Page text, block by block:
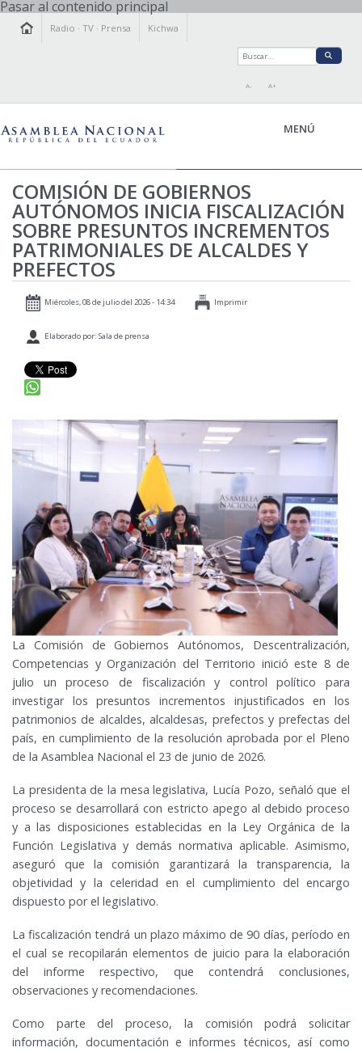
Pasar al contenido principal
Radio ·TV · Prensa Kichwa
A- A+
MENÚ
LA ASAMBLEA
LEGISLAMOS
FISCALIZAMOS
TRANSPARENCIA
PRENSA
RELACIONES INTERNACIONALES
AGENDA
COMISIÓN DE GOBIERNOS
AUTÓNOMOS INICIA FISCALIZACIÓN
SOBRE PRESUNTOS INCREMENTOS
PATRIMONIALES DE ALCALDES Y
PREFECTOS
Miércoles, 08 de julio del 2026 - 14:34 Imprimir
Elaborado por: Sala de prensa
La Comisión de Gobiernos Autónomos, Descentralización,
Competencias y Organización del Territorio inició este 8 de
julio un proceso de fiscalización y control político para
investigar los presuntos incrementos injustificados en los
patrimonios de alcaldes, alcaldesas, prefectos y prefectas del
país, en cumplimiento de la resolución aprobada por el Pleno
de la Asamblea Nacional el 23 de junio de 2026.
La presidenta de la mesa legislativa, Lucía Pozo, señaló que el
proceso se desarrollará con estricto apego al debido proceso
y a las disposiciones establecidas en la Ley Orgánica de la
Función Legislativa y demás normativa aplicable. Asimismo,
aseguró que la comisión garantizará la transparencia, la
objetividad y la celeridad en el cumplimiento del encargo
dispuesto por el legislativo.
La fiscalización tendrá un plazo máximo de 90 días, período en
el cual se recopilarán elementos de juicio para la elaboración
del informe respectivo, que contendrá conclusiones,
observaciones y recomendaciones.
Como parte del proceso, la comisión podrá solicitar
información, documentación e informes técnicos, así como